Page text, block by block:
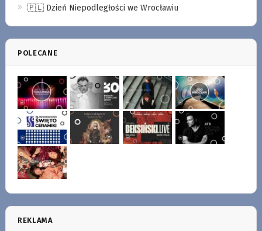
🇵🇱 Dzień Niepodległości we Wrocławiu
POLECANE
REKLAMA